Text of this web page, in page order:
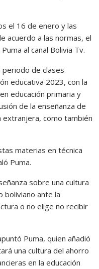
el 16 de enero y las
acuerdo a las normas, el
al canal Bolivia Tv.
periodo de clases
educativa 2023, con la
educación primaria y
de la enseñanza de
extranjera, como también
materias en técnica
Puma.
sobre una cultura
boliviano ante la
o no elige no recibir
Puma, quien añadió
una cultura del ahorro
en la educación